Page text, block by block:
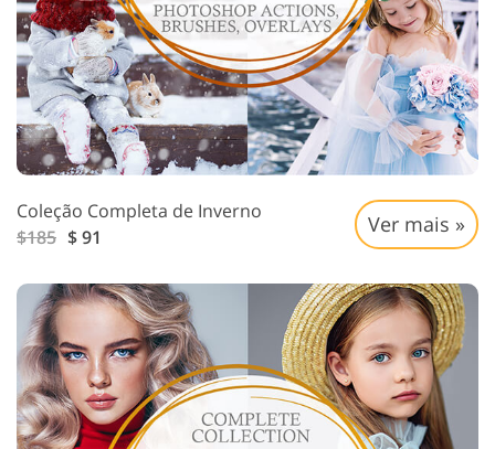
Coleção Completa de Inverno
$185 $ 91
Ver mais »